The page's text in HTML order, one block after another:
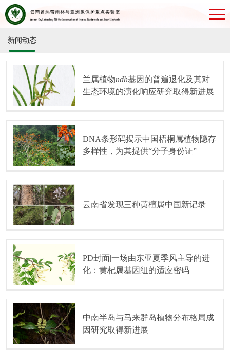
新闻动态
兰属植物ndh基因的普遍退化及其对
生态环境的演化响应研究取得新进展
DNA条形码揭示中国梧桐属植物隐存
多样性，为其提供“分子身份证”
云南省发现三种黄檀属中国新记录
PD封面|一场由东亚夏季风主导的进
化：黄杞属基因组的适应密码
中南半岛与马来群岛植物分布格局成
因研究取得新进展